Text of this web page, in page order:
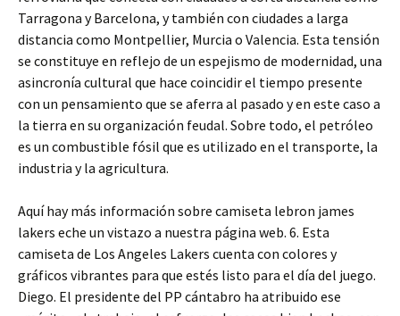
Tarragona y Barcelona, y también con ciudades a larga
distancia como Montpellier, Murcia o Valencia. Esta tensión
se constituye en reflejo de un espejismo de modernidad, una
asincronía cultural que hace coincidir el tiempo presente
con un pensamiento que se aferra al pasado y en este caso a
la tierra en su organización feudal. Sobre todo, el petróleo
es un combustible fósil que es utilizado en el transporte, la
industria y la agricultura.
Aquí hay más información sobre camiseta lebron james
lakers eche un vistazo a nuestra página web. 6. Esta
camiseta de Los Angeles Lakers cuenta con colores y
gráficos vibrantes para que estés listo para el día del juego.
Diego. El presidente del PP cántabro ha atribuido ese